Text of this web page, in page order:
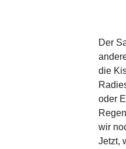
Der
die
oder
wir
Jetzt,